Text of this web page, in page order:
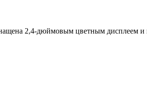
2,4-дюймовым цветным дисплеем и